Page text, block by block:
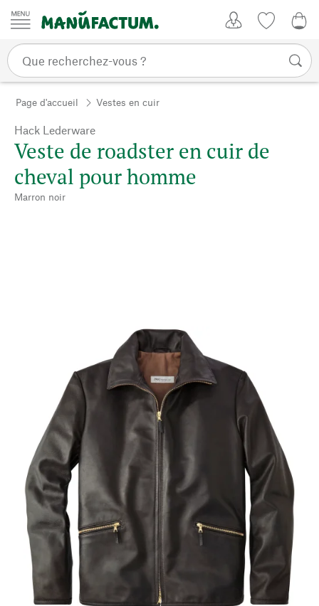
Passer au contenu
Page d'accueil Vestes en cuir
Hack Lederware
Veste de roadster en cuir de
cheval pour homme
Marron noir